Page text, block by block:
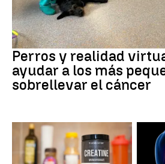
Galicia
Perros y realidad
ayudar a los más
sobrellevar el cáncer